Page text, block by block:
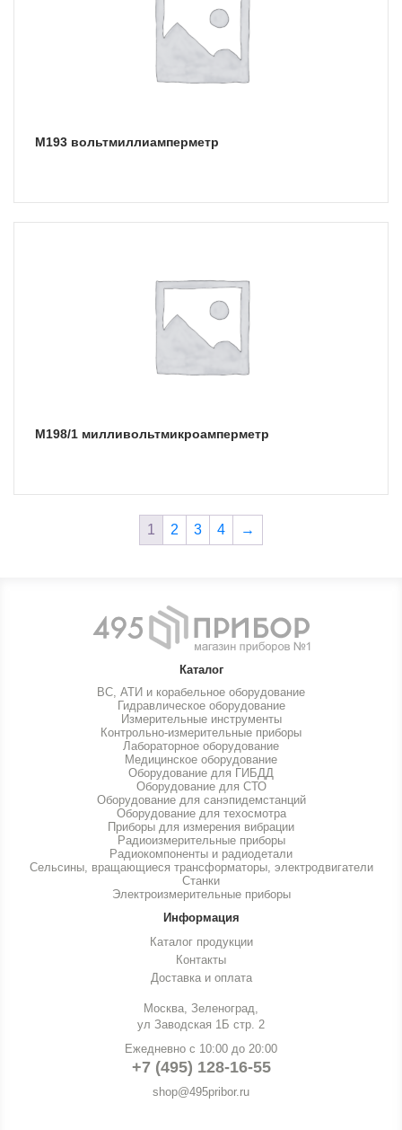
М193 вольтмиллиамперметр
М198/1 милливольтмикроамперметр
1 2 3 4 →
Каталог
ВС, АТИ и корабельное оборудование
Гидравлическое оборудование
Измерительные инструменты
Контрольно-измерительные приборы
Лабораторное оборудование
Медицинское оборудование
Оборудование для ГИБДД
Оборудование для СТО
Оборудование для санэпидемстанций
Оборудование для техосмотра
Приборы для измерения вибрации
Радиоизмерительные приборы
Радиокомпоненты и радиодетали
Сельсины, вращающиеся трансформаторы, электродвигатели
Станки
Электроизмерительные приборы
Информация
Каталог продукции
Контакты
Доставка и оплата
Москва, Зеленоград,
ул Заводская 1Б стр. 2
Ежедневно с 10:00 до 20:00
+7 (495) 128-16-55
shop@495pribor.ru